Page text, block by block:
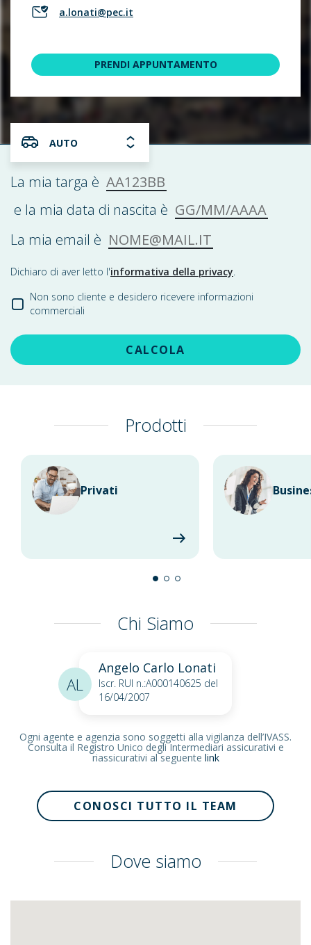
a.lonati@pec.it
PRENDI APPUNTAMENTO
AUTO
La mia targa è AA123BB
e la mia data di nascita è GG/MM/AAAA
La mia email è NOME@MAIL.IT
Dichiaro di aver letto l'informativa della privacy.
Non sono cliente e desidero ricevere informazioni
commerciali
CALCOLA
Prodotti
Privati
Chi Siamo
Angelo Carlo Lonati
Iscr. RUI n.:A000140625 del
16/04/2007
AL
Ogni agente e agenzia sono soggetti alla vigilanza dell’IVASS.
Consulta il Registro Unico degli Intermediari assicurativi e
riassicurativi al seguente link
CONOSCI TUTTO IL TEAM
Dove siamo